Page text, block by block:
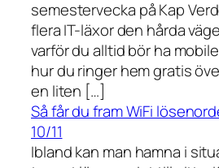
semestervecka på Kap
flera IT-läxor den hårda
varför du alltid bör ha
hur du ringer hem gratis
en liten […]
Så får du fram WiFi
10/11
Ibland kan man hamna i